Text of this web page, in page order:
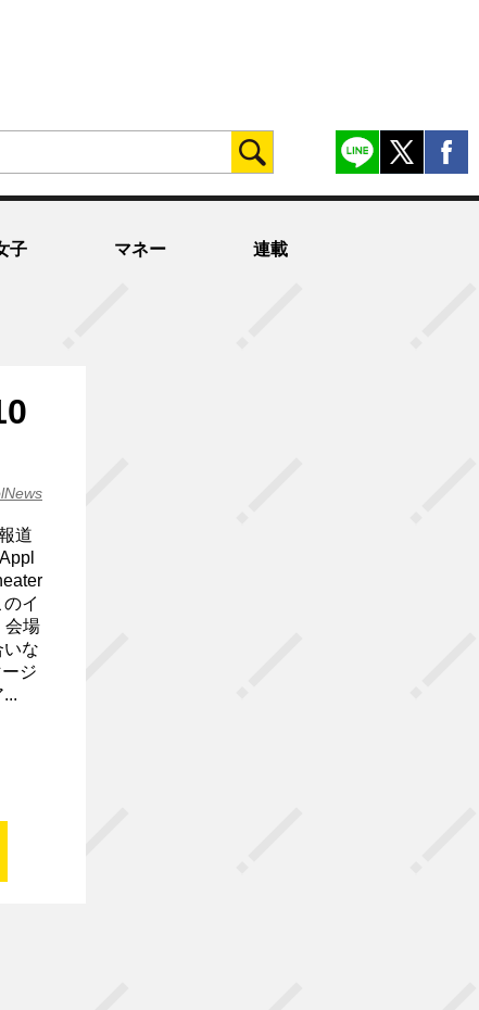
子 マネー 連載
道
イ
会場
な
ジ